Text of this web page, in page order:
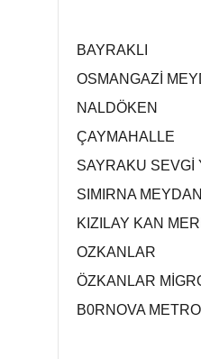
BAYRAKLI
OSMANGAZİ
NALDÖKEN
ÇAYMAHALLE
SAYRAKU SEVGİ
SIMIRNA MEYDANI
KIZILAY KAN
OZKANLAR
ÖZKANLAR
B0RNOVA METRO